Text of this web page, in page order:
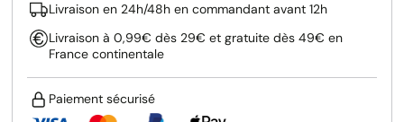
Livraison en 24h/48h en commandant avant 12h
Livraison à 0,99€ dès 29€ et gratuite dès 49€ en
France continentale
Paiement sécurisé